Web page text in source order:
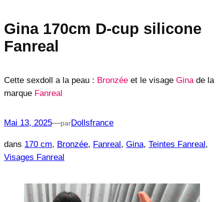
Gina 170cm D-cup silicone
Fanreal
Cette sexdoll a la peau : Bronzée et le visage Gina de la
marque Fanreal
Mai 13, 2025—parDollsfrance
dans 170 cm, Bronzée, Fanreal, Gina, Teintes Fanreal
Visages Fanreal